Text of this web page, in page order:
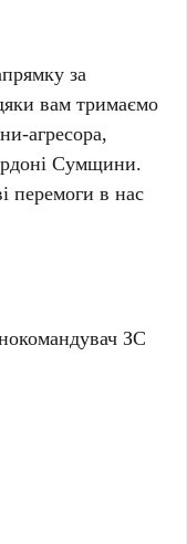
за
вам тримаємо
агресора,
Сумщини.
перемоги в нас
ЗС